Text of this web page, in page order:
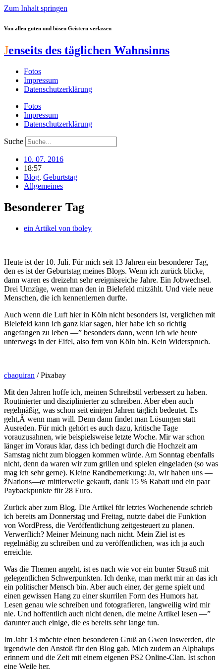
Zum Inhalt springen
Von allen guten und bösen Geistern verlassen
Jenseits des täglichen Wahnsinns
Fotos
Impressum
Datenschutzerklärung
Fotos
Impressum
Datenschutzerklärung
Suche
10. 07. 2016
18:57
Blog, Geburtstag
Allgemeines
Besonderer Tag
ein Artikel von tboley
Heute ist der 10. Juli. Für mich seit 13 Jahren ein besonderer Tag,
den es ist der Geburtstag meines Blogs. Wenn ich zurück blicke,
dann waren es dreizehn sehr ereignisreiche Jahre. Ein Jobwechsel.
Drei Umzüge, wenn man den in Bielefeld mitzählt. Und viele neue
Menschen, die ich kennenlernen durfte.
Auch wenn die Luft hier in Köln nicht besonders ist, verglichen mit
Bielefeld kann ich ganz klar sagen, hier habe ich so richtig
angefangen zu leben —” besonders dann, wenn ich wie heute
unterwegs in der Eifel, also fern von Köln bin. Kein Widerspruch.
cbaquiran / Pixabay
Mit den Jahren hoffe ich, meinen Schreibstil verbessert zu haben.
Routinierter und disziplinierter zu schreiben. Aber eben auch
regelmäßig, was schon seit einigen Jahren täglich bedeutet. Es
geht,Â wenn man will. Denn dann findet man Lösungen statt
Ausreden. Für mich gehört es auch dazu, kritische Tage
vorauzusahnen, wie beispielsweise letzte Woche. Mir war schon
länger im Voraus klar, dass ich bedingt durch die Hochzeit am
Samstag nicht zum bloggen kommen würde. Am Sonntag ebenfalls
nicht, denn da waren wir zum grillen und spielen eingeladen (so was
mag ich sehr gerne). Kleine Randbemerkung: Ja, wir haben uns —
žNations—œ mittlerweile gekauft, dank 15 % Rabatt und ein paar
Paybackpunkte für 28 Euro.
Zurück aber zum Blog. Die Artikel für letztes Wochenende schrieb
ich bereits am Donnerstag und Freitag, nutzte dabei die Funktion
von WordPress, die Veröffentlichung zeitgesteuert zu planen.
Verwerflich? Meiner Meinung nach nicht. Mein Ziel ist es
regelmäßig zu schreiben und zu veröffentlichen, was ich ja auch
erreichte.
Was die Themen angeht, ist es nach wie vor ein bunter Strauß mit
gelegentlichen Schwerpunkten. Ich denke, man merkt mir an das ich
ein politischer Mensch bin. Aber auch einer, der gerne spielt und
einen gewissen Hang zu einer skurrilen Form des Humors hat.
Lesen genau wie schreiben und fotografieren, langweilig wird mir
nie. Und hoffentlich auch nicht denen, die meine Artikel lesen —”
darunter auch einige, die es bereits sehr lange tun.
Im Jahr 13 möchte einen besonderen Gruß an Gwen loswerden, die
irgendwie den Anstoß für den Blog gab. Mich zudem an Alphalups
erinnern und die Zeit mit einem eigenen PS2 Online-Clan. Ist schon
eine Weile her.